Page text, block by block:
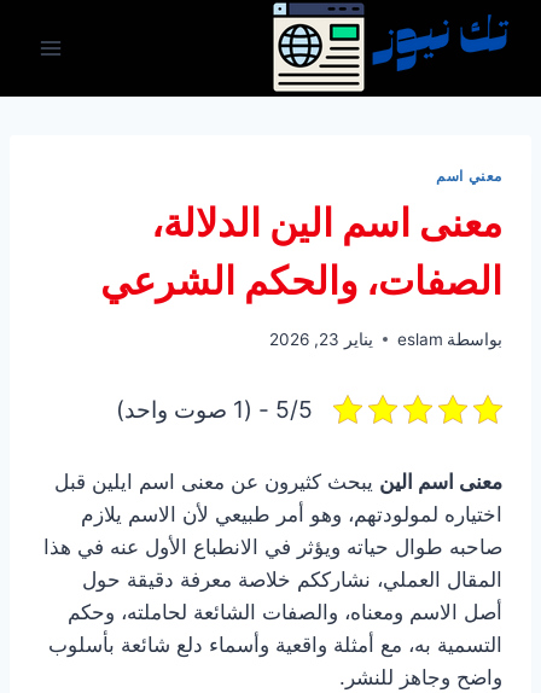
التجاوز
معني اسم
معنى اسم الين الدلالة،
الصفات، والحكم الشرعي
بواسطة eslam يناير 23, 2026
5/5 - (1 صوت واحد)
معنى اسم الين يبحث كثيرون عن معنى اسم ايلين قبل
اختياره لمولودتهم، وهو أمر طبيعي لأن الاسم يلازم
صاحبه طوال حياته ويؤثر في الانطباع الأول عنه في هذا
المقال العملي، نشارككم خلاصة معرفة دقيقة حول
أصل الاسم ومعناه، والصفات الشائعة لحاملته، وحكم
التسمية به، مع أمثلة واقعية وأسماء دلع شائعة بأسلوب
واضح وجاهز للنشر.